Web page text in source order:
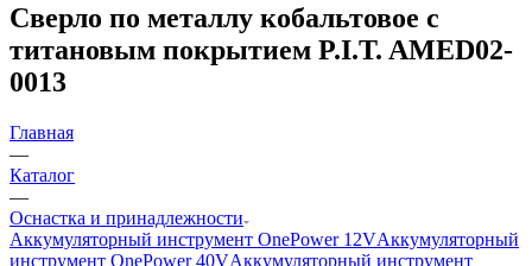
Сверло по металлу кобальтовое с
титановым покрытием P.I.T. AMED02-
0013
Главная
—
Каталог
—
Оснастка и принадлежности
Аккумуляторный инструмент OnePower 12VАккумуляторный
инструмент OnePower 40VАккумуляторный инструмент